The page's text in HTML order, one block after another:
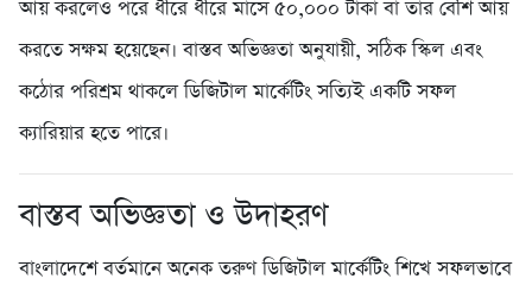
আয় করলেও পরে ধীরে ধীরে মাসে ৫০,০০০ টাকা বা তার বেশি আয়
করতে সক্ষম হয়েছেন। বাস্তব অভিজ্ঞতা অনুযায়ী, সঠিক স্কিল এবং
কঠোর পরিশ্রম থাকলে ডিজিটাল মার্কেটিং সত্যিই একটি সফল
ক্যারিয়ার হতে পারে।
বাস্তব অভিজ্ঞতা ও উদাহরণ
বাংলাদেশে বর্তমানে অনেক তরুণ ডিজিটাল মার্কেটিং শিখে সফলভাবে